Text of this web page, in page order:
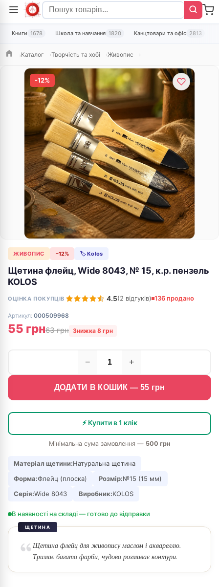
Книги 1678 Школа та навчання 1820 Канцтовари та офіс 2813
ГоловнаКаталог Творчість та хобі Живопис
-12%
ЖИВОПИС −12% 🏷 Kolos
Щетина флейц, Wide 8043, № 15, к.р. пензель
KOLOS
ОЦІНКА ПОКУПЦІВ 4.5(2 відгуків) 136 продано
Артикул: 000509968
55 грн63 грн Знижка 8 грн
− +
ДОДАТИ В КОШИК — 55 грн
⚡ Купити в 1 клік
Мінімальна сума замовлення — 500 грн
Матеріал щетини:Натуральна щетина
Форма:Флейц (плоска) Розмір:№15 (15 мм)
Серія:Wide 8043 Виробник:KOLOS
В наявності на складі — готово до відправки
ЩЕТИНА
Щетина флейц для живопису маслом і аквареллю.
Тримає багато фарби, чудово розмиває контури.